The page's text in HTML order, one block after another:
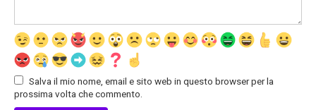
Salva il mio nome, email e sito web in questo browser per la
prossima volta che commento.